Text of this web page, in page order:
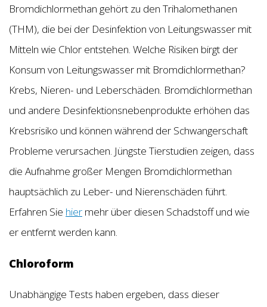
Bromdichlormethan gehört zu den Trihalomethanen
(THM), die bei der Desinfektion von Leitungswasser mit
Mitteln wie Chlor entstehen. Welche Risiken birgt der
Konsum von Leitungswasser mit Bromdichlormethan?
Krebs, Nieren- und Leberschäden. Bromdichlormethan
und andere Desinfektionsnebenprodukte erhöhen das
Krebsrisiko und können während der Schwangerschaft
Probleme verursachen. Jüngste Tierstudien zeigen, dass
die Aufnahme großer Mengen Bromdichlormethan
hauptsächlich zu Leber- und Nierenschäden führt.
Erfahren Sie hier mehr über diesen Schadstoff und wie
er entfernt werden kann.
Chloroform
Unabhängige Tests haben ergeben, dass dieser